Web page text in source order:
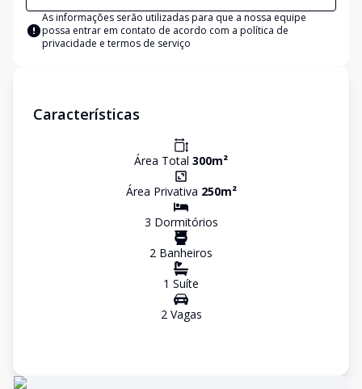
As informações serão utilizadas para que a nossa equipe
possa entrar em contato de acordo com a política de
privacidade e termos de serviço
Características
Área Total 300m²
Área Privativa 250m²
3 Dormitórios
2 Banheiros
1 Suíte
2Vagas